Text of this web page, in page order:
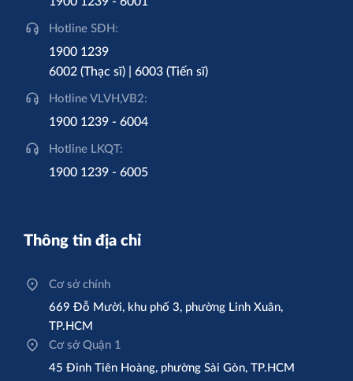
Hotline SĐH:
1900 1239
6002 (Thạc sĩ) | 6003 (Tiến sĩ)
Hotline VLVH,VB2:
1900 1239 - 6004
Hotline LKQT:
1900 1239 - 6005
Thông tin địa chỉ
Cơ sở chính
669 Đỗ Mười, khu phố 3, phường Linh Xuân,
TP.HCM
Cơ sở Quận 1
45 Đinh Tiên Hoàng, phường Sài Gòn, TP.HCM